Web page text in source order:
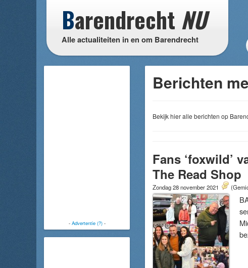
Barendrecht NU
Alle actualiteiten in en om Barendrecht
- Advertentie (?)-
Berichten
Bekijk hier alle berichten op
Fans ‘foxwild’
The Read Shop
Zondag 28 november 2021